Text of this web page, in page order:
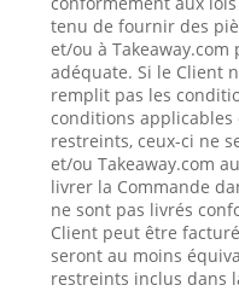
tenu de fournir des
et/ou à
adéquate. Si le Client
remplit pas les
conditions
restreints, ceux-ci ne
et/ou Takeaway.com
livrer la Commande
ne sont pas livrés
Client peut être
seront au moins
restreints inclus dans